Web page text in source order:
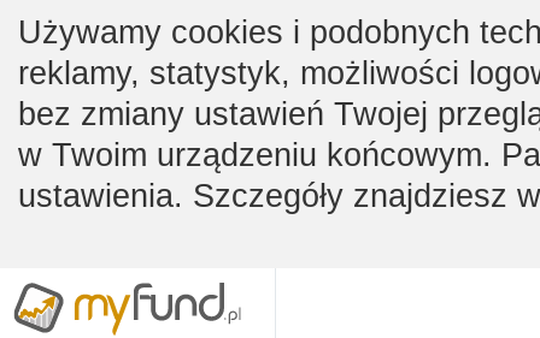
Używamy cookies i podobnych
reklamy, statystyk, możliwości
bez zmiany ustawień Twojej
w Twoim urządzeniu końcowym.
ustawienia. Szczegóły znajdziesz